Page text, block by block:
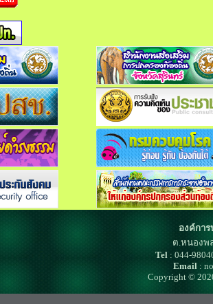
องค์กา
ต.หนองพ
Tel: 044-
Email :
Copyright ©